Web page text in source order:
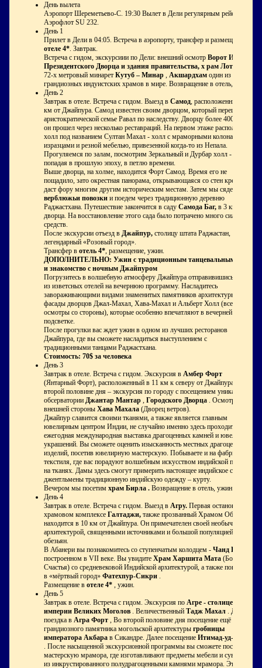
День вылета
Аэропорт Шереметьево-C. 19:30 Вылет в Дели регулярным рейсом а/к
Аэрофлот SU 232.
День 1
Прилет в Дели в 04:05. Встреча в аэропорту, трансфер и размещение в
отеле 4*. Завтрак.
Встреча с гидом, экскурсиии по Дели: внешний осмотр Ворот Индии ,
Президентского Дворца и здания правительства, х рам Лотоса
72-х метровый минарет Кутуб – Минар , Акшардхам один из самых
грандиозных индуистских храмов в мире. Возвращение в отель, ужин
День 2
Завтрак в отеле. Встреча с гидом. Выезд в Самод, расположенный в 40
км от Джайпура. Самод известен своим дворцом, который перешел
аристократической семье Равал по наследству. Дворцу более 400 лет и
он прошел через несколько реставраций. На первом этаже расположен
холл под названием Султан Махал - холл с мраморными колонами,
изразцами и резной мебелью, привезенной когда-то из Непала.
Прогуляемся по залам, посмотрим Зеркальный и Дурбар холл -
попадая в прошлую эпоху, в петлю времени.
Выше дворца, на холме, находится Форт Самод. Время его не
пощадило, зато окрестная панорама, открывающаяся со стен крепости,
даст фору многим другим историческим местам. Затем мы сядем на
верблюжьи повозки и поедем через традиционную деревню
Раджастханa. Путешествие закончится в саду Самода Баг, в 3 км от
дворца. На восстановление этого сада было потрачено много сил и
средств.
После экскурсии отъезд в Джайпур, столицу штата Раджастан,
легендарный «Розовый город».
Трансфер в отель 4*, размещение, ужин.
ДОПОЛНИТЕЛЬНО: Ужин с традиционным танцевальным шоу
и знакомство с ночным Джайпуром
Погрузитесь в волшебную атмосферу Джайпура отправивишись в один
из изветсных отелей на вечернюю программу. Насладитесь
завораживающими видами знаменитых памятников архитектуры -
фасады дворцов Джал-Махал, Хава-Махал и Альберт Холл (все
осмотры со стороны), которые особенно впечатляют в вечерней
подсветке.
После прогулки вас ждет ужин в одном из лучших ресторанов
Джайпура, где вы сможете насладиться выступлением с
традиционными танцами Раджастхана.
Стоимость: 70$ за человека
День 3
Завтрак в отеле. Встреча с гидом. Экскурсия в Амбер Форт
(Янтарный Форт), расположенный в 11 км к северу от Джайпура. Во
второй половине дня – экскурсия по городу с посещением уникальной
обсерватории Джантар Мантар , Городского Дворца . Осмотр с
внешней стороны Хава Махала (Дворец ветров).
Джайпур славится своими тканями, а также является главным
ювелирным центром Индии, не случайно именно здесь проходит
ежегодная международная выставка драгоценных камней и ювелирных
украшений. Вы сможете оценить изысканность местных драгоценных
изделий, посетив ювелирную мастерскую. Побываете и на фабрике
текстиля, где вас порадуют волшебным искусством индийской печати
на тканях. Дамы здесь смогут примерить настоящее индийское сари, а
джентльмены традиционную индийскую одежду – курту.
Вечером мы посетим храм Бирла . Возвращение в отель, ужин.
День 4
Завтрак в отеле. Встреча с гидом. Выезд в Агру. Первая остановка в
храмовом комплексе Галтаджи, также прозванный Храмом Обезьян,
находится в 10 км от Джайпура. Он примечателен своей необычной
архитектурой, священными источниками и большой популяцией
обезьян.
В Абанери вы познакомитесь со ступенчатым колодцем - Чанд Баори ,
построенном в VII веке. Вы увидите Храм Харшита Мата (Богини
Счастья) со средневековой Индийской архитектурой, а также попадете
в «мёртвый город» Фатехпур-Сикри .
Размещение в отеле 4* , ужин.
День 5
Завтрак в отеле. Встреча с гидом. Экскурсия по Агре - столице
империи Великих Моголов . Величественный Тадж Махал . Далее
поездка в Агра Форт , Во второй половине дня посещение ещё одного
грандиозного памятника могольской архитектуры гробницы
императора Акбара в Сикандре. Далее посещение Итимад-уд-Даулы
. После насыщенной экскурсионной программы вы сможете посетить
мастерскую мрамора, где изготавливают предметы мебели и сувениры
из инкрустированного полудрагоценными камнями мрамора. Это